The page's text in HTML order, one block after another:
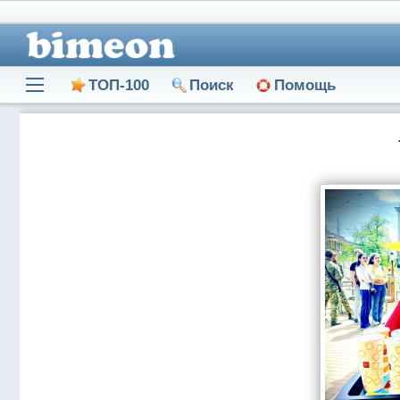
ТОП-100 Поиск Помощь